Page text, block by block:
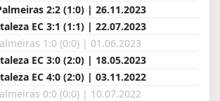
2:2 (1:0) | 26.11.2023
EC 3:1 (1:1) | 22.07.2023
1:0 (0:0) | 01.06.2023
EC 3:0 (2:0) | 18.05.2023
EC 4:0 (2:0) | 03.11.2022
0:0 (0:0) | 10.07.2022